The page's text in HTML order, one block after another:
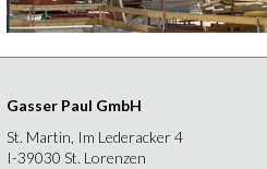
Gasser Paul GmbH
St. Martin, Im Lederacker 4
I-39030 St. Lorenzen